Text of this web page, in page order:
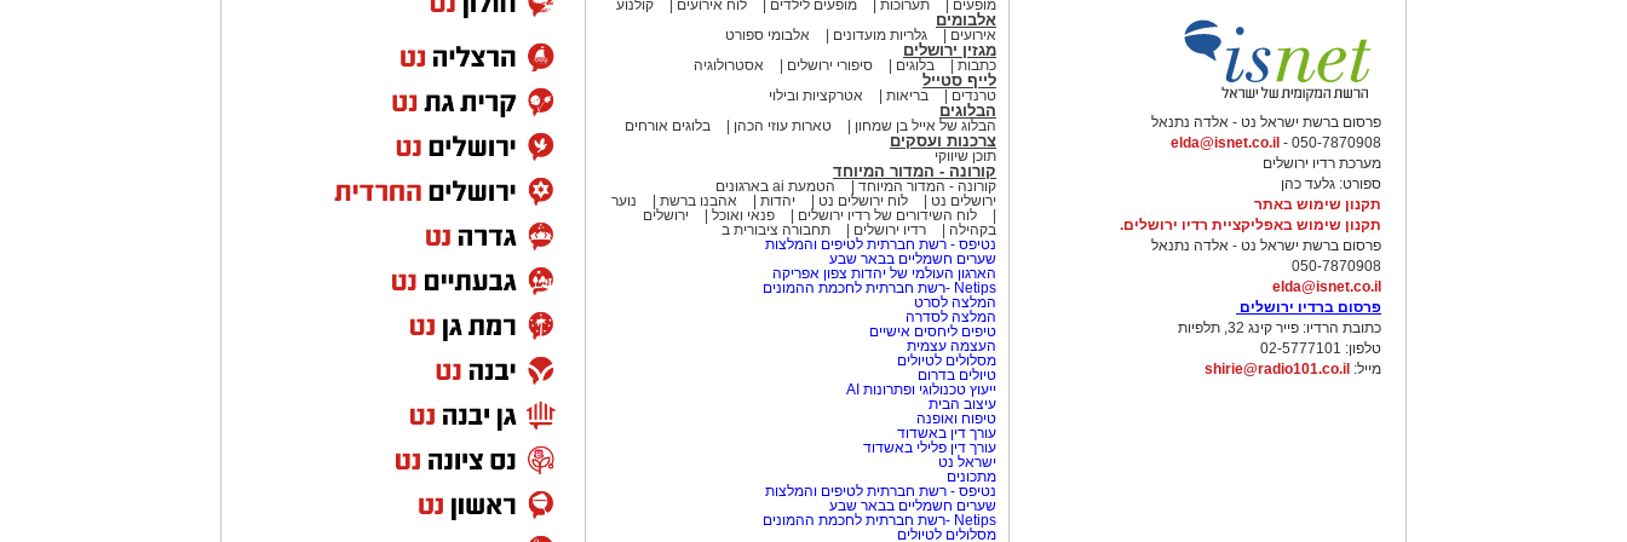
ניסים ניצ'קומנהל סניף בנקאות פרטית "אני שמח לחזור לסניףאותו
ניהלתי במשך מספר שנים מאז
אני מביא איתי ניסיון רב בניהול
בתחום
בנקאות פרטיתובניהול וחיתום של עסקאות מורכבות. המטרה ש
להעניק ללקוחותינומענה מקצועי, מהיר ואיכותי, תוך התאמה אישית ומדויקת של
הפתרונות הפיננסיים לצרכיו של קהל היע
פרסום ברשת ישראל נט - אלדה נתנאל
050-7870908 -
elda@isnet.co.il
מערכת רדיו ירושלים
ספורט: גלעד כהן
תקנון שימוש באתר
תקנון שימוש באפליקציית רדיו ירושלים.
פרסום ברשת ישראל נט - אלדה נתנאל
050-7870908
elda@isnet.co.il
פרסום ברדיו ירושלים
כתובת הרדיו: פייר קינג 32, תלפיות
טלפון: 02-5777101
מייל: shirie@radio101.co.il
מופעים תערוכות מופעים לילדים לוח אירועים קולנוע
אלבומים
אירועים גלריות מועדונים אלבומי ספורט
מגזין ירושלים
כתבות בלוגים סיפורי ירושלים אסטרולוגיה
לייף סטייל
טרנדים בריאות אטרקציות ובילוי
הבלוגים
הבלוג של אייל בן שמחון טארות עוזי הכהן בלוגים אורחים
צרכנות ועסקים
תוכן שיווקי
קורונה - המדור המיוחד
קורונה - המדור המיוחד
הטמעת ai בארגונים
ירושלים נט
לוח ירושלים נט יהדות אהבנו ברשת
נוער
לוח השידורים של רדיו ירושלים
פנאי ואוכל
ירושלים
בקהילה
רדיו ירושלים
תחבורה ציבורית ב
נטיפס - רשת חברתית לטיפים והמלצות
שערים חשמליים בבאר שבע
הארגון העולמי של יהדות צפון אפריקה
Netips -רשת חברתית לחכמת ההמונים
המלצה לסרט
המלצה לסדרה
טיפים ליחסים אישיים
העצמה עצמית
מסלולים לטיולים
טיולים בדרום
ייעוץ טכנולוגי ופתרונות AI
עיצוב הבית
טיפוח ואופנה
עורך דין באשדוד
עורך דין פלילי באשדוד
ישראל נט
מתכונים
נטיפס - רשת חברתית לטיפים והמלצות
שערים חשמליים בבאר שבע
Netips -רשת חברתית לחכמת ההמונים
מסלולים לטיולים